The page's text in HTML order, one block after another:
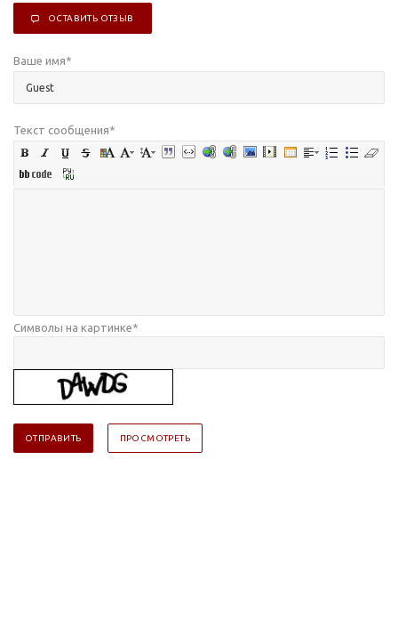
ОСТАВИТЬ ОТЗЫВ
Ваше имя*
Текст сообщения*
Символы на картинке*